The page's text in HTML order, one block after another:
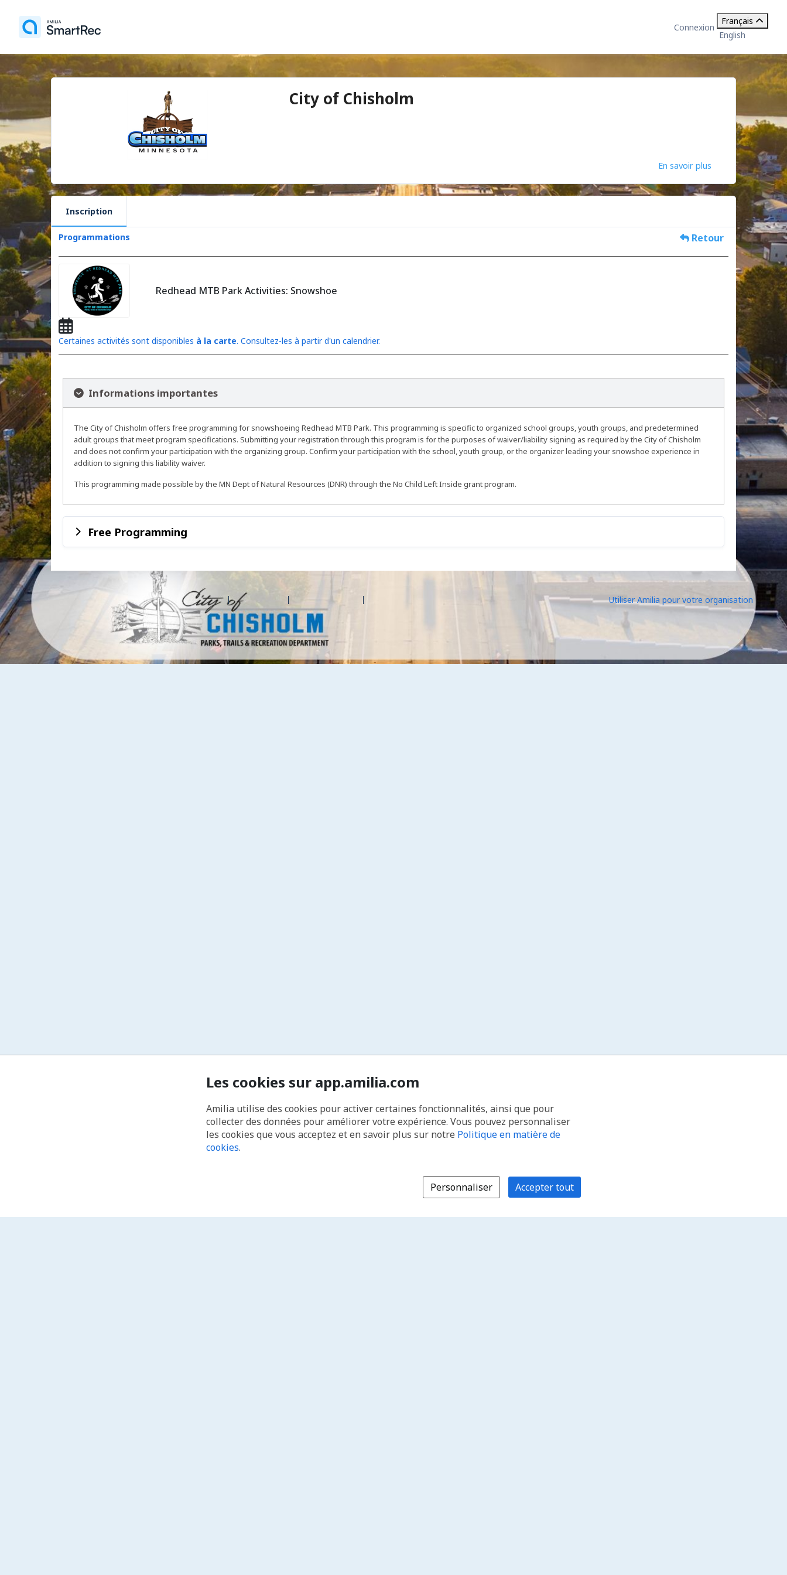
Connexion
Français
English
City of Chisholm
En savoir plus
Inscription
Programmations Retour
Redhead MTB Park Activities: Snowshoe
Certaines activités sont disponibles à la carte. Consultez-les à partir d'un calendrier.
Informations importantes
The City of Chisholm offers free programming for snowshoeing Redhead MTB Park. This programming is specific to organized school groups, youth groups, and predetermined
adult groups that meet program specifications. Submitting your registration through this program is for the purposes of waiver/liability signing as required by the City of Chisholm
and does not confirm your participation with the organizing group. Confirm your participation with the school, youth group, or the organizer leading your snowshoe experience in
addition to signing this liability waiver.
This programming made possible by the MN Dept of Natural Resources (DNR) through the No Child Left Inside grant program.
Free Programming
©2026 Les entreprises Amilia Inc. Tous droits réservés. Centre d'aide Contactez Amilia Utiliser Amilia pour votre organisation
Les cookies sur app.amilia.com
Amilia utilise des cookies pour activer certaines fonctionnalités, ainsi que pour
collecter des données pour améliorer votre expérience. Vous pouvez personnaliser
les cookies que vous acceptez et en savoir plus sur notre Politique en matière de
cookies.
Personnaliser Accepter tout